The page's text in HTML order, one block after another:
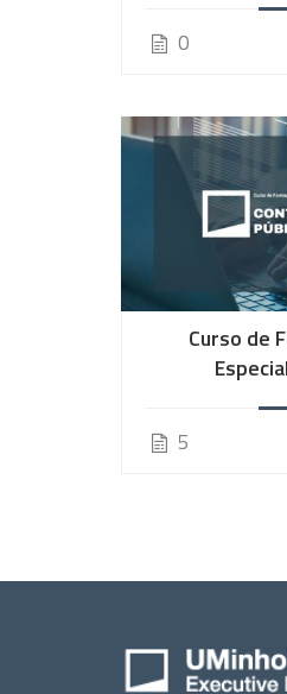
0
Curso de
Contratação
5